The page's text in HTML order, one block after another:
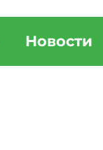
Новости